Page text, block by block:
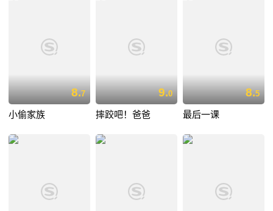
8.7
小偷家族
9.0
摔跤吧！爸爸
8.5
最后一课